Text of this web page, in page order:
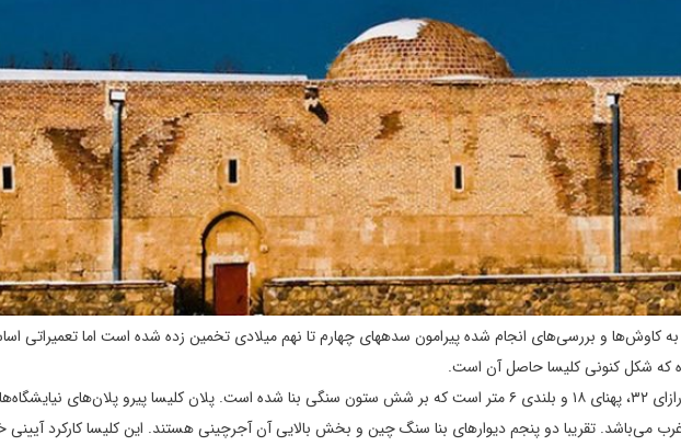
به کاوش­‌ها و بررسی­‌های انجام شده پیرامون سده­های چهارم تا نهم میلادی تخمین زده شده است اما تعمیراتی
که شکل کنونی کلیسا حاصل آن است.
شکل‌ خارجی‌ کلیسا چهارگوشی به درازای ۳۲، پهنای ۱۸ و بلندی ۶ متر است که بر شش ستون سنگی بنا شده است. پلان کلیسا پیرو پلان­‌های
می‌باشد. تقریبا دو پنجم دیوارهای بنا سنگ چین و بخش بالایی آن آجرچینی هستند. این کلیسا کارکرد آیینی